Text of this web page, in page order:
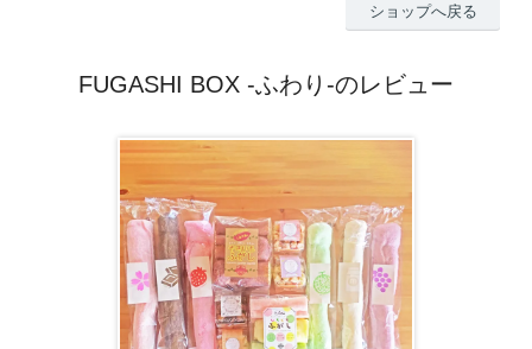
ショップへ戻る
FUGASHI BOX -ふわり-のレビュー